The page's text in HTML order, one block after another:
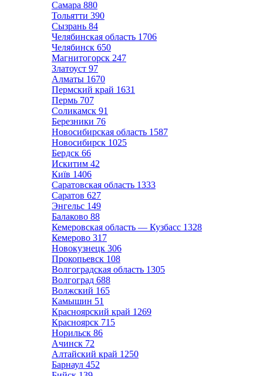
Самара 880
Тольятти 390
Сызрань 84
Челябинская область 1706
Челябинск 650
Магнитогорск 247
Златоуст 97
Алматы 1670
Пермский край 1631
Пермь 707
Соликамск 91
Березники 76
Новосибирская область 1587
Новосибирск 1025
Бердск 66
Искитим 42
Київ 1406
Саратовская область 1333
Саратов 627
Энгельс 149
Балаково 88
Кемеровская область — Кузбасс 1328
Кемерово 317
Новокузнецк 306
Прокопьевск 108
Волгоградская область 1305
Волгоград 688
Волжский 165
Камышин 51
Красноярский край 1269
Красноярск 715
Норильск 86
Ачинск 72
Алтайский край 1250
Барнаул 452